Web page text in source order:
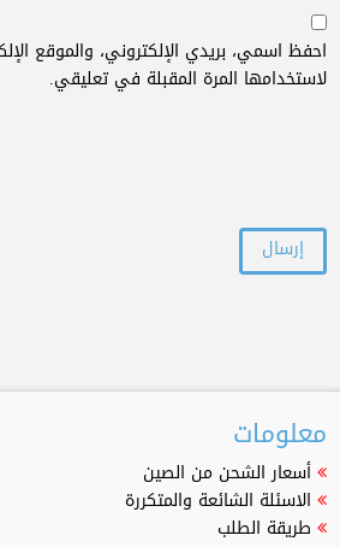
احفظ اسمي، بريدي الإلكتروني، والموقع
لاستخدامها المرة المقبلة في تعليقي.
معلومات
أسعار الشحن من الصين
الاسئلة الشائعة والمتكررة
طريقة الطلب